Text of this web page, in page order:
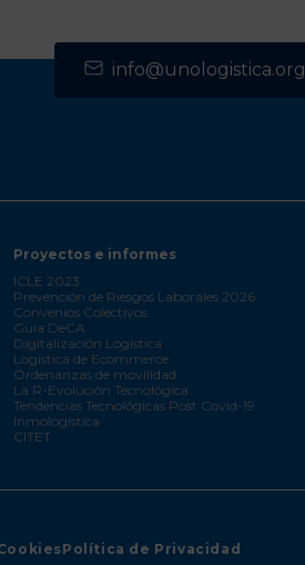
info@unologistica.org
Proyectos e informes
ICLE 2023
Prevención de Riesgos Laborales 2026
Convenios Colectivos
Guía DeCA
Digitalización Logística
Logística de Ecommerce
Ordenanzas de movilidad
La R-Evolución Tecnológica
Tendencias Tecnológicas Post Covid-19
Inmologística
CITET
Política de Privacidad